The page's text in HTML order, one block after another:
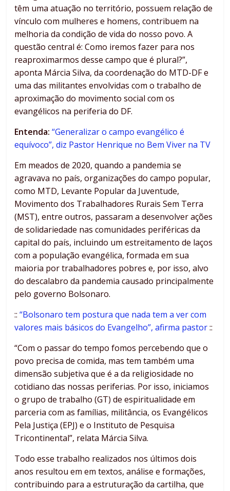
têm uma atuação no território, possuem relação de
vínculo com mulheres e homens, contribuem na
melhoria da condição de vida do nosso povo. A
questão central é: Como iremos fazer para nos
reaproximarmos desse campo que é plural?”,
aponta Márcia Silva, da coordenação do MTD-DF e
uma das militantes envolvidas com o trabalho de
aproximação do movimento social com os
evangélicos na periferia do DF.
Entenda: “Generalizar o campo evangélico é
equívoco”, diz Pastor Henrique no Bem Viver na TV
Em meados de 2020, quando a pandemia se
agravava no país, organizações do campo popular,
como MTD, Levante Popular da Juventude,
Movimento dos Trabalhadores Rurais Sem Terra
(MST), entre outros, passaram a desenvolver ações
de solidariedade nas comunidades periféricas da
capital do país, incluindo um estreitamento de laços
com a população evangélica, formada em sua
maioria por trabalhadores pobres e, por isso, alvo
do descalabro da pandemia causado principalmente
pelo governo Bolsonaro.
::“Bolsonaro tem postura que nada tem a ver com
valores mais básicos do Evangelho”, afirma pastor::
“Com o passar do tempo fomos percebendo que o
povo precisa de comida, mas tem também uma
dimensão subjetiva que é a da religiosidade no
cotidiano das nossas periferias. Por isso, iniciamos
o grupo de trabalho (GT) de espiritualidade em
parceria com as famílias, militância, os Evangélicos
Pela Justiça (EPJ) e o Instituto de Pesquisa
Tricontinental”, relata Márcia Silva.
Todo esse trabalho realizados nos últimos dois
anos resultou em em textos, análise e formações,
contribuindo para a estruturação da cartilha, que